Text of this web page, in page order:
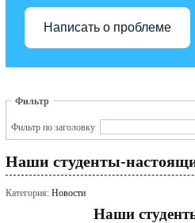
Написать о проблеме
Фильтр
Фильтр по заголовку
Наши студенты-
Категория: Новости
Наши